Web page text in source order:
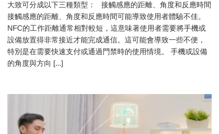
大致可分成以下三種類型： 接觸感應的距離、角度和反應時間
接觸感應的距離、角度和反應時間可能導致使用者體驗不佳。
NFC的工作距離通常相對較短，這意味著使用者需要將手機或
設備放置得非常接近才能完成通信。這可能會導致一些不便，
特別是在需要快速支付或通過門禁時的使用情境。 手機或設備
的角度與方向 [...]